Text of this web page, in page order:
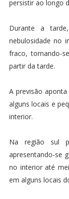
persistir ao longo
Durante a
nebulosidade no
fraco, tornando-
partir da tarde.
A previsão
alguns locais e
interior.
Na região sul
apresentando-se
no interior até
em alguns locais